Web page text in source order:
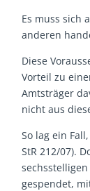
Es muss sich
anderen
Diese
Vorteil zu
Amtsträger
nicht aus
So lag ein
StR 212/07).
gespendet,